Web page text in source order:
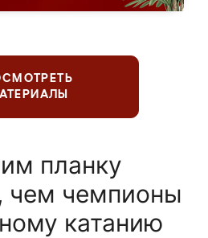
планку
чем чемпионы
катанию